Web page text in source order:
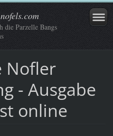
die Parzelle Bangs
Nofler
- Ausgabe
online